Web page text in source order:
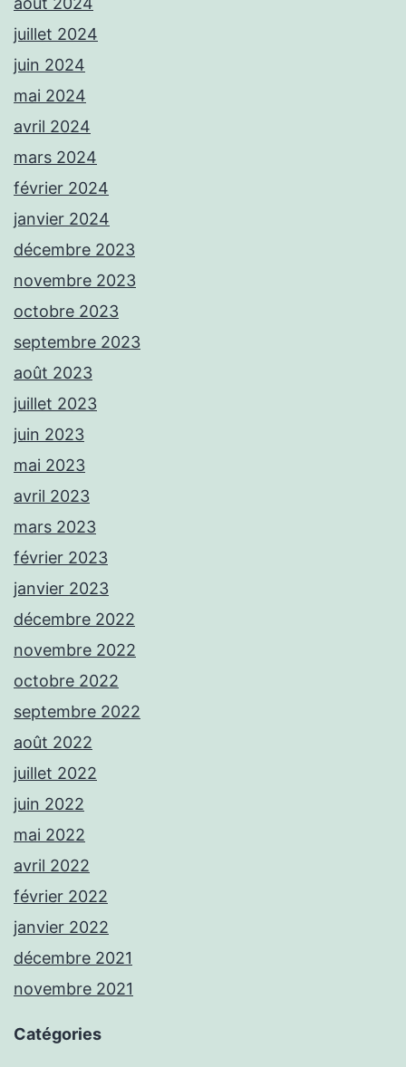
juillet 2024
juin 2024
mai 2024
avril 2024
mars 2024
février 2024
janvier 2024
décembre 2023
novembre 2023
octobre 2023
septembre 2023
août 2023
juillet 2023
juin 2023
mai 2023
avril 2023
mars 2023
février 2023
janvier 2023
décembre 2022
novembre 2022
octobre 2022
septembre 2022
août 2022
juillet 2022
juin 2022
mai 2022
avril 2022
février 2022
janvier 2022
décembre 2021
novembre 2021
Catégories